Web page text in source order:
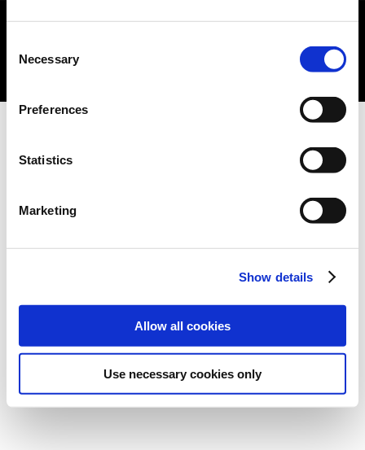
Selection
Necessary
Preferences
Statistics
Marketing
Show details
Allow all cookies
Use necessary cookies only